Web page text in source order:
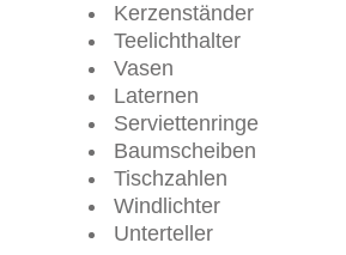
Kerzenständer
Teelichthalter
Vasen
Laternen
Serviettenringe
Baumscheiben
Tischzahlen
Windlichter
Unterteller